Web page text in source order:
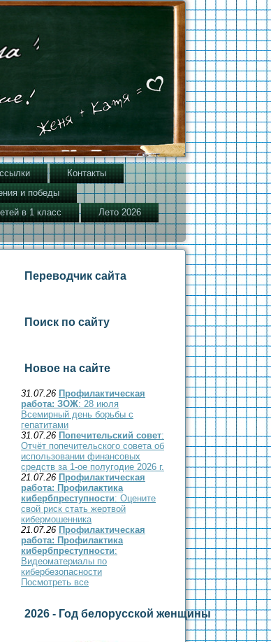
Контакты
и победы
в 1 класс
Лето 2026
Переводчик сайта
Поиск по сайту
Новое на сайте
31.07.26 Профилактическая
работа: ЗОЖ: 28 июля
Всемирный день борьбы с
гепатитами
31.07.26 Попечительский совет:
Отчёт попечительского совета об
использовании финансовых
средств за 1-ое полугодие 2026 г.
21.07.26 Профилактическая
работа: Профилактика
кибербпреступности: Оцените
свой риск стать жертвой
кибермошенника
21.07.26 Профилактическая
работа: Профилактика
кибербпреступности:
Видеоматериалы по
кибербезопасности
Посмотреть все
2026 - Год белорусской женщины